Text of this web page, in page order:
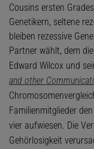
Cousins ersten
Genetikern, seltene
bleiben rezessive
Partner wählt, dem
Edward Wilcox und
and other
Familienmitglieder
vier aufwiesen. Die
Gehörlosigkeit